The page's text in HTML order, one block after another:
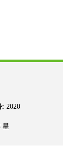
: 2020
星